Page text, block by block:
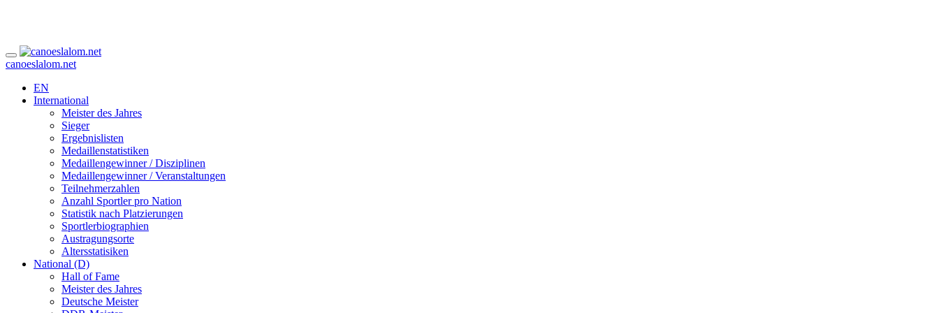
canoeslalom.net
EN
International
Meister des Jahres
Sieger
Ergebnislisten
Medaillenstatistiken
Medaillengewinner / Disziplinen
Medaillengewinner / Veranstaltungen
Teilnehmerzahlen
Anzahl Sportler pro Nation
Statistik nach Platzierungen
Sportlerbiographien
Austragungsorte
Altersstatisiken
National (D)
Hall of Fame
Meister des Jahres
Deutsche Meister